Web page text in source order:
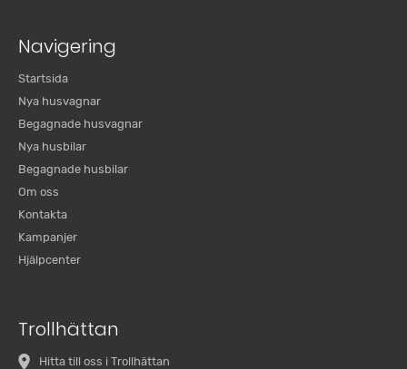
Navigering
Startsida
Nya husvagnar
Begagnade husvagnar
Nya husbilar
Begagnade husbilar
Om oss
Kontakta
Kampanjer
Hjälpcenter
Trollhättan
Hitta till oss i Trollhättan